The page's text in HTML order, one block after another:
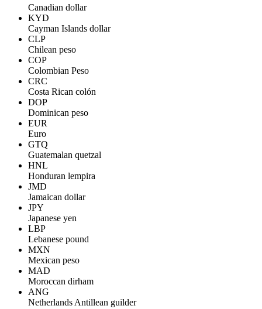
Canadian dollar
KYD
Cayman Islands dollar
CLP
Chilean peso
COP
Colombian Peso
CRC
Costa Rican colón
DOP
Dominican peso
EUR
Euro
GTQ
Guatemalan quetzal
HNL
Honduran lempira
JMD
Jamaican dollar
JPY
Japanese yen
LBP
Lebanese pound
MXN
Mexican peso
MAD
Moroccan dirham
ANG
Netherlands Antillean guilder